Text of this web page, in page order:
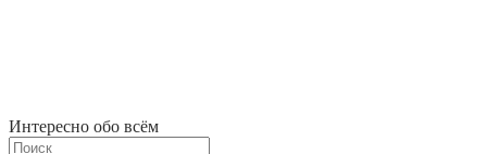
Интересно обо всём